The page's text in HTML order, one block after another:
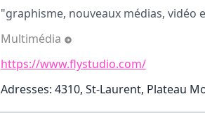
"graphisme, nouveaux médias, vidéo
Multimédia
https://www.flystudio.com/
Adresses: 4310, St-Laurent, Plateau